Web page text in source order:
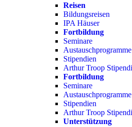
Reisen
Bildungsreisen
IPA Häuser
Fortbildung
Seminare
Austauschprogramme
Stipendien
Arthur Troop
Fortbildung
Seminare
Austauschprogramme
Stipendien
Arthur Troop
Unterstützung